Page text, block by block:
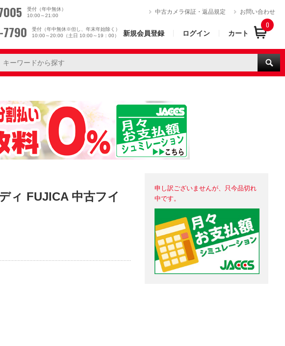
受付（年中無休）
10:00～21:00
受付（年中無休※但し、年末年始除く）
10:00～20:00（土日 10:00～19：00）
中古カメラ保証・返品規定 お問い合わせ
新規会員登録 ログイン カート
0
ィ FUJICA 中古フイ
申し訳ございませんが、只今品切れ
中です。